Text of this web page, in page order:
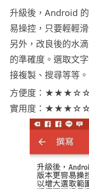
升級後，Android
易操控，只要輕輕
另外，改良後的水
的準確度。選取文
接複製、搜尋等等。
方便度：
實用度：